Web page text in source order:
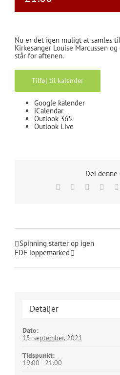
Nu er det igen muligt at samles
Kirkesanger Louise Marcussen
står for aftenen.
Tilføj til kalender
Google kalender
iCalendar
Outlook 365
Outlook Live
Del denne
Facebook Reddit
Spinning starter op igen
FDF loppemarked
Detaljer
Dato:
15. september, 2021
Tidspunkt:
19:00 - 21:00